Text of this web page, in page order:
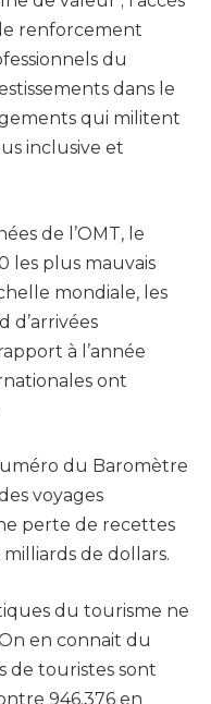
renforcement
du
dans le
qui militent
inclusive et
de l’OMT, le
les plus mauvais
mondiale, les
d’arrivées
à l’année
ont
du Baromètre
voyages
perte de recettes
de dollars.
du tourisme ne
en connait du
de touristes sont
946.376 en